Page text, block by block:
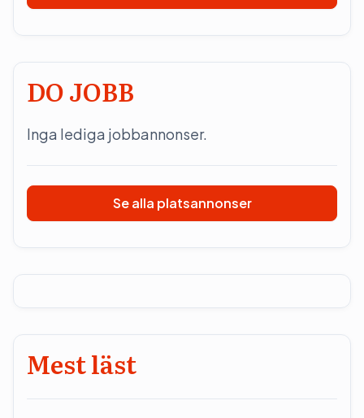
DO JOBB
Inga lediga jobbannonser.
Se alla platsannonser
Mest läst